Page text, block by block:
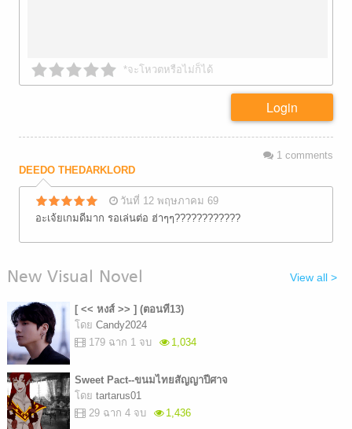
*จะโหวตหรือไม่ก็ได้
Login
1comments
DEEDO THEDARKLORD
วันที่ 12 พฤษภาคม 69
อะเจ้ยเกมดีมาก รอเล่นต่อ ฮ่าๆๆ????????????
New Visual Novel View all >
[ << หงส์ >> ] (ตอนที13)
โดย Candy2024
179 ฉาก 1 จบ
1,034
Sweet Pact--ขนมไทยสัญญาปีศาจ
โดย tartarus01
29 ฉาก 4 จบ
1,436